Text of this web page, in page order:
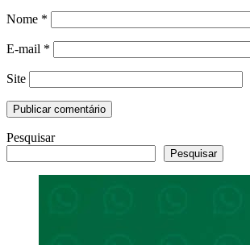
Nome *
E-mail *
Site
Pesquisar
Pesquisar